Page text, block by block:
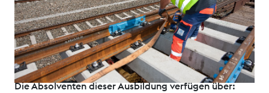
entsprechender örtlicher Unterweisung gilt der
Absolvent dieser Ausbildung als „ elektrotechnisch
unterwiesene Person“ gemäß 12.01. (DV EL 52).
Die Absolventen dieser Ausbildung verfügen über: